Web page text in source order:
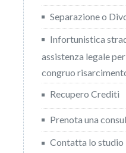
Separazione o
Infortunistica
assistenza legale
congruo
Recupero Crediti
Prenota una
Contatta lo studio